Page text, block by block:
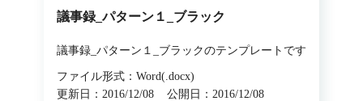
議事録_パターン１_ブラック
議事録_パターン１_ブラックのテンプレートです
ファイル形式：Word(.docx)
更新日：2016/12/08
公開日：2016/12/08